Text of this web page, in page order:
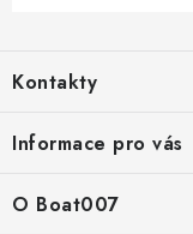
p
a
Kontakty
+420 775 473 808
PŘÍJEM/VÝDEJ/
Informace pro vás
O Boat007